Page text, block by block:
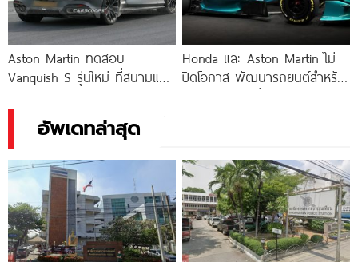
Aston Martin ทดสอบ
Vanquish S รุ่นใหม่ ที่สนามแข่ง
กว่าเดิม
Honda และ Aston Martin ไม่
ปิดโอกาส พัฒนารถยนต์สำหรับ
อัพเดทล่าสุด